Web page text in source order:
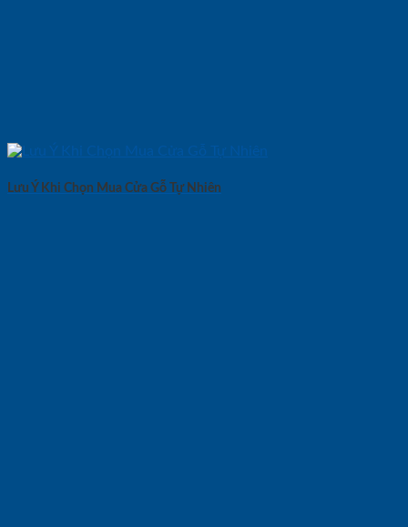
Lưu Ý Khi Chọn Mua Cửa Gỗ Tự Nhiên